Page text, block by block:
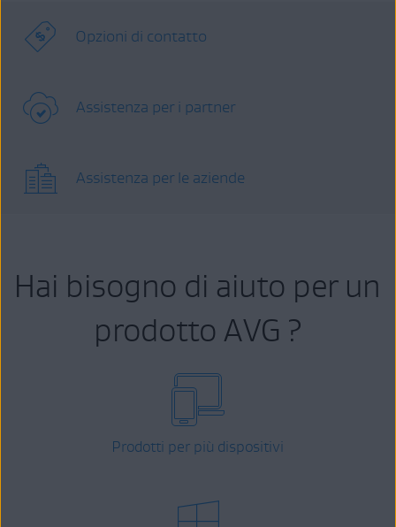
Opzioni di contatto
Assistenza per i partner
Assistenza per le aziende
Hai bisogno di aiuto per un
prodotto AVG ?
Prodotti per più dispositivi